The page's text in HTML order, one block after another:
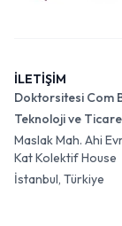
İLETİŞİM
Doktorsitesi Com
Teknoloji ve
Maslak Mah. Ahi
Kat Kolektif House
İstanbul, Türkiye